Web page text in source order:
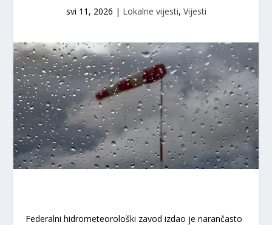
svi 11, 2026 | Lokalne vijesti, Vijesti
Federalni hidrometeorološki zavod izdao je narančasto